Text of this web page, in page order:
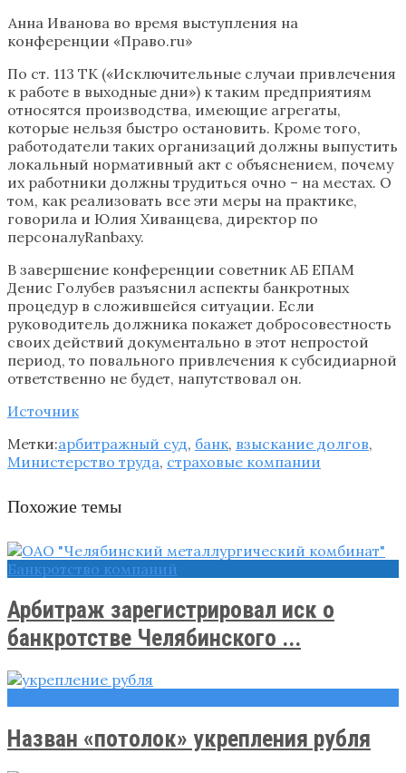
Анна Иванова во время выступления на
конференции «Право.ru»
По ст. 113 ТК («Исключительные случаи привлечения
к работе в выходные дни») к таким предприятиям
относятся производства, имеющие агрегаты,
которые нельзя быстро остановить. Кроме того,
работодатели таких организаций должны выпустить
локальный нормативный акт с объяснением, почему
их работники должны трудиться очно – на местах. О
том, как реализовать все эти меры на практике,
говорила и Юлия Хиванцева, директор по
персоналуRanbaxy.
В завершение конференции советник АБ ЕПАМ
Денис Голубев разъяснил аспекты банкротных
процедур в сложившейся ситуации. Если
руководитель должника покажет добросовестность
своих действий документально в этот непростой
период, то повального привлечения к субсидиарной
ответственно не будет, напутствовал он.
Источник
Метки:арбитражный суд, банк, взыскание долгов,
Министерство труда, страховые компании
Похожие темы
Банкротство компаний
Арбитраж зарегистрировал иск о
банкротстве Челябинского ...
Назван «потолок» укрепления рубля